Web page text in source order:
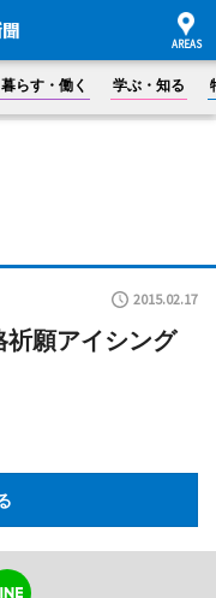
暮らす・働く 学ぶ・知る
2015.02.17
祈願アイシング